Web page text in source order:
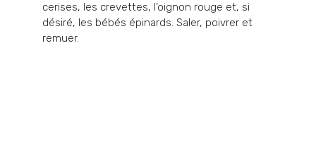
cerises, les crevettes, l’oignon rouge et, si
désiré, les bébés épinards. Saler, poivrer et
remuer.